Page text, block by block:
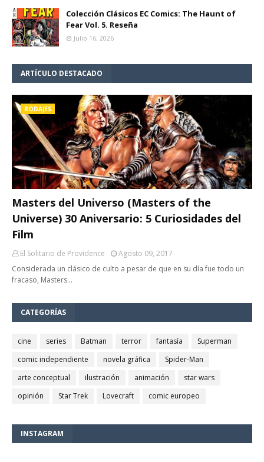
Colección Clásicos EC Comics: The Haunt of
Fear Vol. 5. Reseña
Julio 16, 2026
ARTÍCULO DESTACADO
RODAJES
Masters del Universo (Masters of the
Universe) 30 Aniversario: 5 Curiosidades del
Film
El Solitario de Providence
Agosto 09, 2017
Considerada un clásico de culto a pesar de que en su día fue todo un
fracaso, Masters…
CATEGORÍAS
cine series Batman terror fantasía
Superman
comic independiente
novela gráfica
Spider-Man
arte conceptual
ilustración animación
star wars
opinión
Star Trek Lovecraft comic europeo
INSTAGRAM